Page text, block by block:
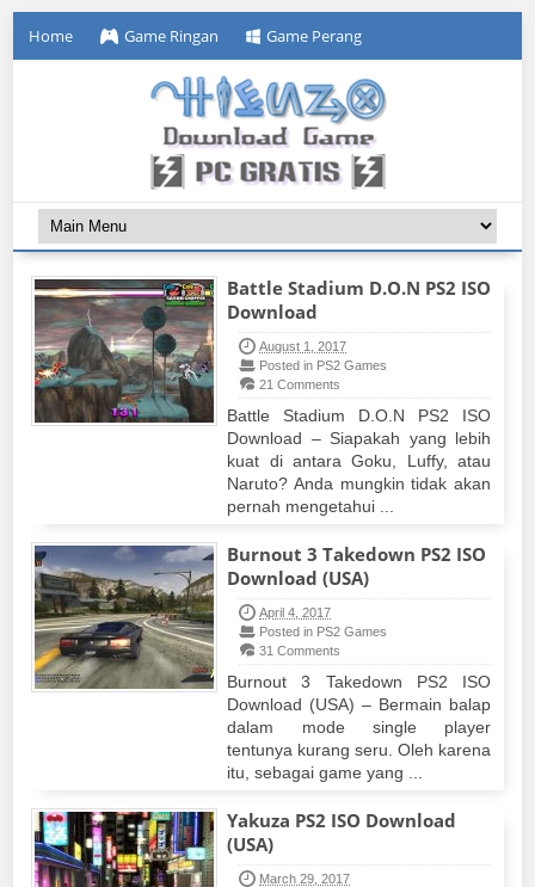
Home Game Ringan Game Perang
Battle Stadium D.O.N PS2 ISO
Download
August 1, 2017
Posted in PS2 Games
21 Comments
Battle Stadium D.O.N PS2 ISO
Download – Siapakah yang lebih
kuat di antara Goku, Luffy, atau
Naruto? Anda mungkin tidak akan
pernah mengetahui ...
Burnout 3 Takedown PS2 ISO
Download (USA)
April 4, 2017
Posted in PS2 Games
31 Comments
Burnout 3 Takedown PS2 ISO
Download (USA) – Bermain balap
dalam mode single player
tentunya kurang seru. Oleh karena
itu, sebagai game yang ...
Yakuza PS2 ISO Download
(USA)
March 29, 2017